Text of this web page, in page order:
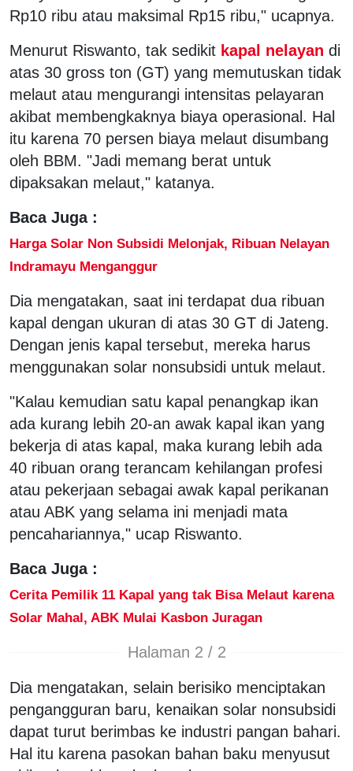
Rp10 ribu atau maksimal Rp15 ribu," ucapnya.
Menurut Riswanto, tak sedikit kapal nelayan di
atas 30 gross ton (GT) yang memutuskan tidak
melaut atau mengurangi intensitas pelayaran
akibat membengkaknya biaya operasional. Hal
itu karena 70 persen biaya melaut disumbang
oleh BBM. "Jadi memang berat untuk
dipaksakan melaut," katanya.
Baca Juga :
Harga Solar Non Subsidi Melonjak, Ribuan Nelayan
Indramayu Menganggur
Dia mengatakan, saat ini terdapat dua ribuan
kapal dengan ukuran di atas 30 GT di Jateng.
Dengan jenis kapal tersebut, mereka harus
menggunakan solar nonsubsidi untuk melaut.
"Kalau kemudian satu kapal penangkap ikan
ada kurang lebih 20-an awak kapal ikan yang
bekerja di atas kapal, maka kurang lebih ada
40 ribuan orang terancam kehilangan profesi
atau pekerjaan sebagai awak kapal perikanan
atau ABK yang selama ini menjadi mata
pencahariannya," ucap Riswanto.
Baca Juga :
Cerita Pemilik 11 Kapal yang tak Bisa Melaut karena
Solar Mahal, ABK Mulai Kasbon Juragan
Halaman 2 / 2
Dia mengatakan, selain berisiko menciptakan
pengangguran baru, kenaikan solar nonsubsidi
dapat turut berimbas ke industri pangan bahari.
Hal itu karena pasokan bahan baku menyusut